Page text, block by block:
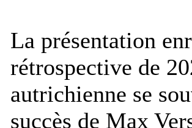
La présentation
rétrospective de
autrichienne se
succès de Max